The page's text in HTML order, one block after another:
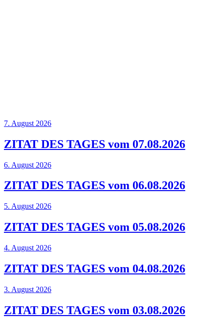
7. August 2026
ZITAT DES TAGES vom 07.08.2026
6. August 2026
ZITAT DES TAGES vom 06.08.2026
5. August 2026
ZITAT DES TAGES vom 05.08.2026
4. August 2026
ZITAT DES TAGES vom 04.08.2026
3. August 2026
ZITAT DES TAGES vom 03.08.2026